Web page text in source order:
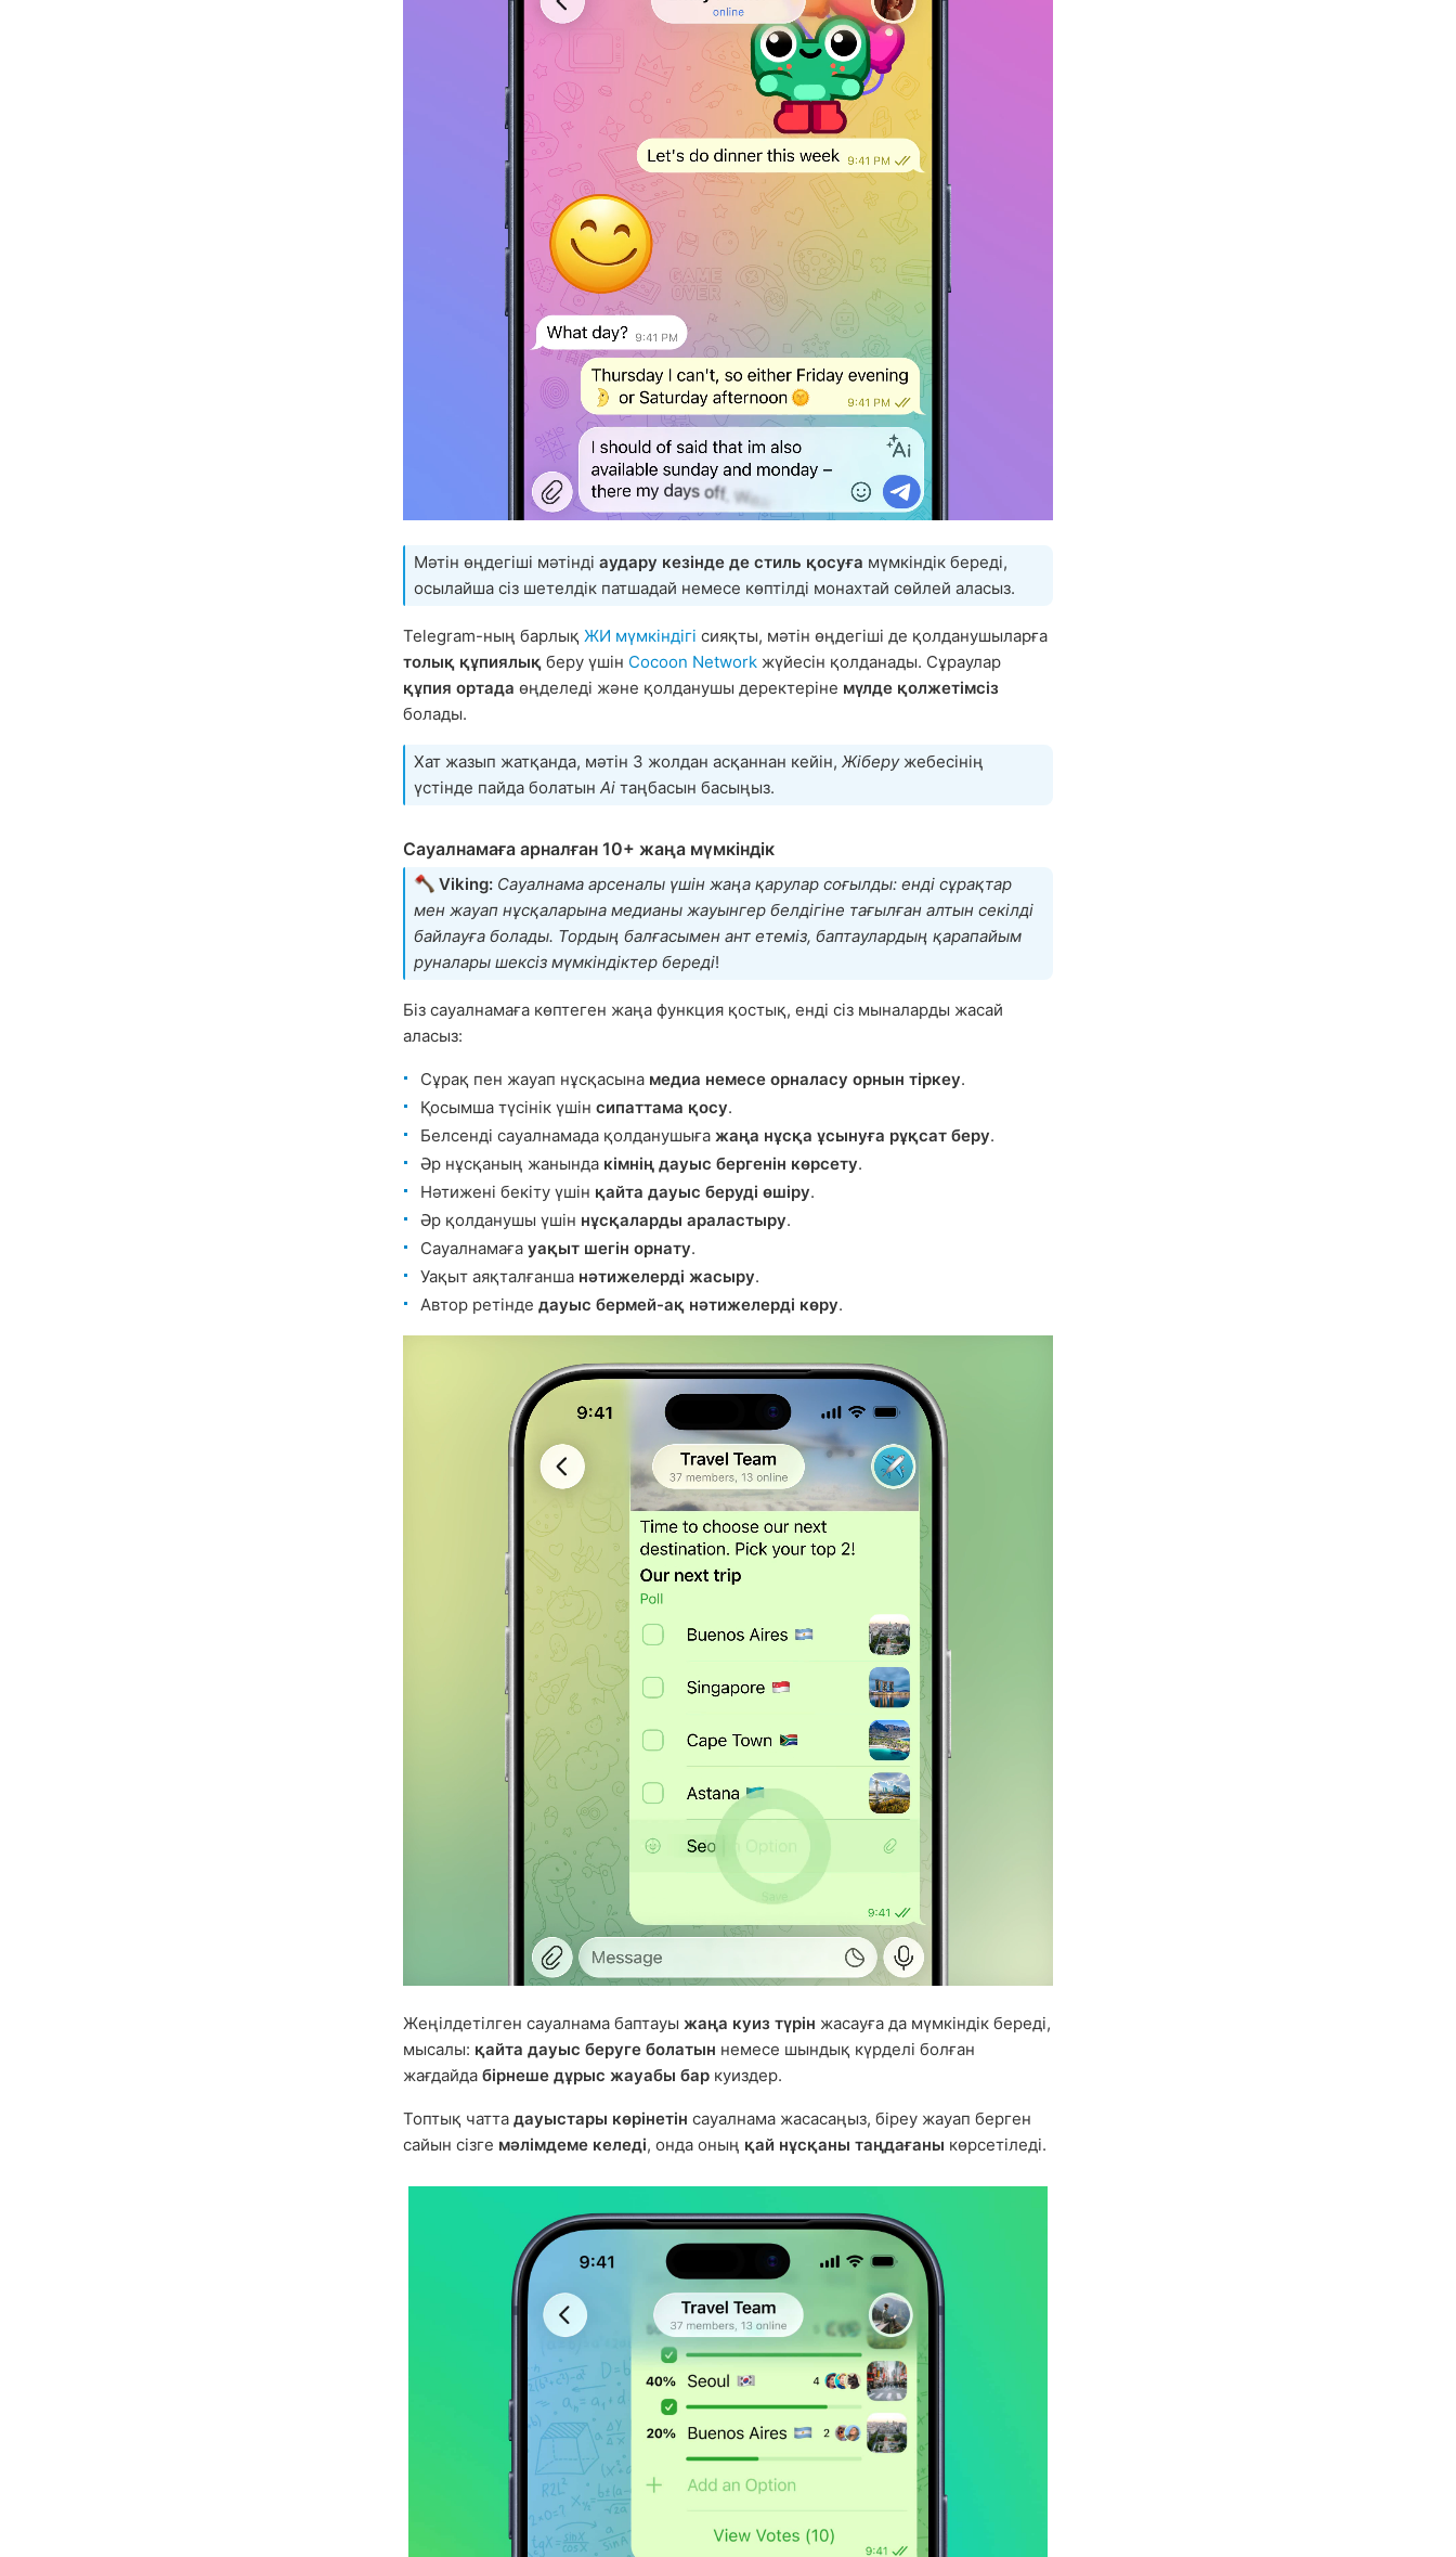
Мәтін өңдегіші мәтінді аудару кезінде де стиль қосуға мүмкіндік береді,
осылайша сіз шетелдік патшадай немесе көптілді монахтай сөйлей аласыз.
Telegram-ның барлық ЖИ мүмкіндігі сияқты, мәтін өңдегіші де қолданушыларға
толық құпиялық беру үшін Cocoon Network жүйесін қолданады. Сұраулар
құпия ортада өңделеді және қолданушы деректеріне мүлде қолжетімсіз
болады.
Хат жазып жатқанда, мәтін 3 жолдан асқаннан кейін, Жіберужебесінің
үстінде пайда болатын Ai таңбасын басыңыз.
Сауалнамаға арналған 10+ жаңа мүмкіндік
Viking: Сауалнама арсеналы үшін жаңа қарулар соғылды: енді сұрақтар
мен жауап нұсқаларына медианы жауынгер белдігіне тағылған алтын секілді
байлауға болады. Тордың балғасымен ант етеміз, баптаулардың қарапайым
руналары шексіз мүмкіндіктер береді!
Біз сауалнамаға көптеген жаңа функция қостық, енді сіз мыналарды жасай
аласыз:
Сұрақ пен жауап нұсқасына медиа немесе орналасу орнын тіркеу.
Қосымша түсінік үшін сипаттама қосу.
Белсенді сауалнамада қолданушыға жаңа нұсқа ұсынуға рұқсат беру.
Әр нұсқаның жанында кімнің дауыс бергенін көрсету.
Нәтижені бекіту үшін қайта дауыс беруді өшіру.
Әр қолданушы үшін нұсқаларды араластыру.
Сауалнамаға уақыт шегін орнату.
Уақыт аяқталғанша нәтижелерді жасыру.
Автор ретінде дауыс бермей-ақ нәтижелерді көру.
Жеңілдетілген сауалнама баптауы жаңа куиз түрін жасауға да мүмкіндік береді,
мысалы: қайта дауыс беруге болатын немесе шындық күрделі болған
жағдайда бірнеше дұрыс жауабы бар куиздер.
Топтық чатта дауыстары көрінетін сауалнама жасасаңыз, біреу жауап берген
сайын сізге мәлімдеме келеді, онда оның қай нұсқаны таңдағаны көрсетіледі.